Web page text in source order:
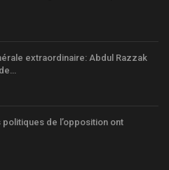
extraordinaire: Abdul Razzak
politiques de l’opposition ont